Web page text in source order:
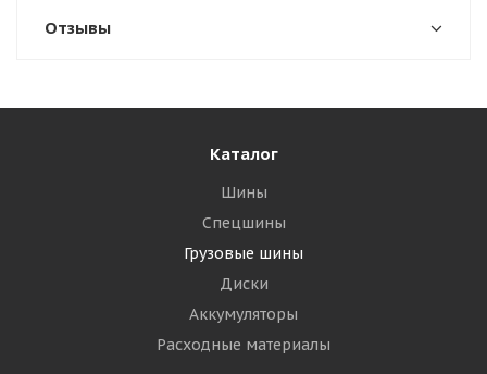
Отзывы
Каталог
Шины
Спецшины
Грузовые шины
Диски
Аккумуляторы
Расходные материалы